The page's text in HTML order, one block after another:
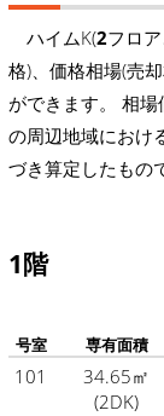
ハイムK(2フロア
格)、価格相場(売
ができます。 相
の周辺地域におけ
づき算定したもの
1階
号室 専有面積
101
34.65㎡
(2DK)